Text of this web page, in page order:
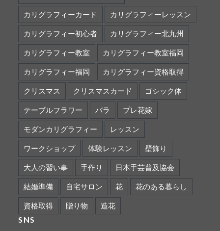
カリグラフィーカード カリグラフィーレッスン
カリグラフィー初心者 カリグラフィー北九州
カリグラフィー教室 カリグラフィー教室福岡
カリグラフィー福岡 カリグラフィー資格取得
クリスマス クリスマスカード ゴシック体
テーブルフラワー バラ プレ花嫁
モダンカリグラフィー レッスン
ワークショップ 体験レッスン 壁飾り
大人の習い事 手作り 日本手芸普及協会
結婚準備 自宅サロン 花 花のある暮らし
資格取得 贈り物 造花
SNS